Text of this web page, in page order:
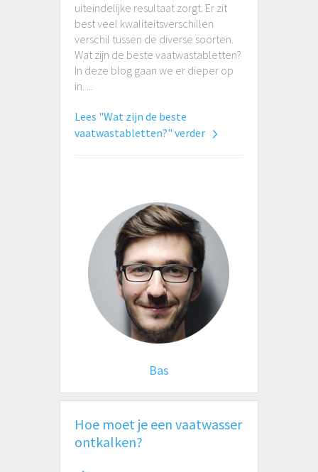
uiteindelijke resultaat zorgt. Er zit
best veel kwaliteitsverschillen
verschil tussen de diverse soorten.
Wat zijn de beste vaatwastabletten?
In deze blog gaan we er dieper op
in. ...
Lees "Wat zijn de beste
vaatwastabletten?" verder
Bas
Hoe moet je een vaatwasser
ontkalken?